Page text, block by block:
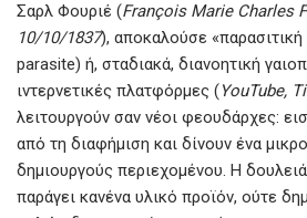
Σαρλ Φουριέ (François Marie Charles
10/10/1837), αποκαλούσε «παρασιτική
parasite) ή, σταδιακά, διανοητική
ιντερνετικές πλατφόρμες (YouTube,
λειτουργούν σαν νέοι φεουδάρχες:
από τη διαφήμιση και δίνουν ένα
δημιουργούς περιεχομένου. Η
παράγει κανένα υλικό προϊόν, ούτε